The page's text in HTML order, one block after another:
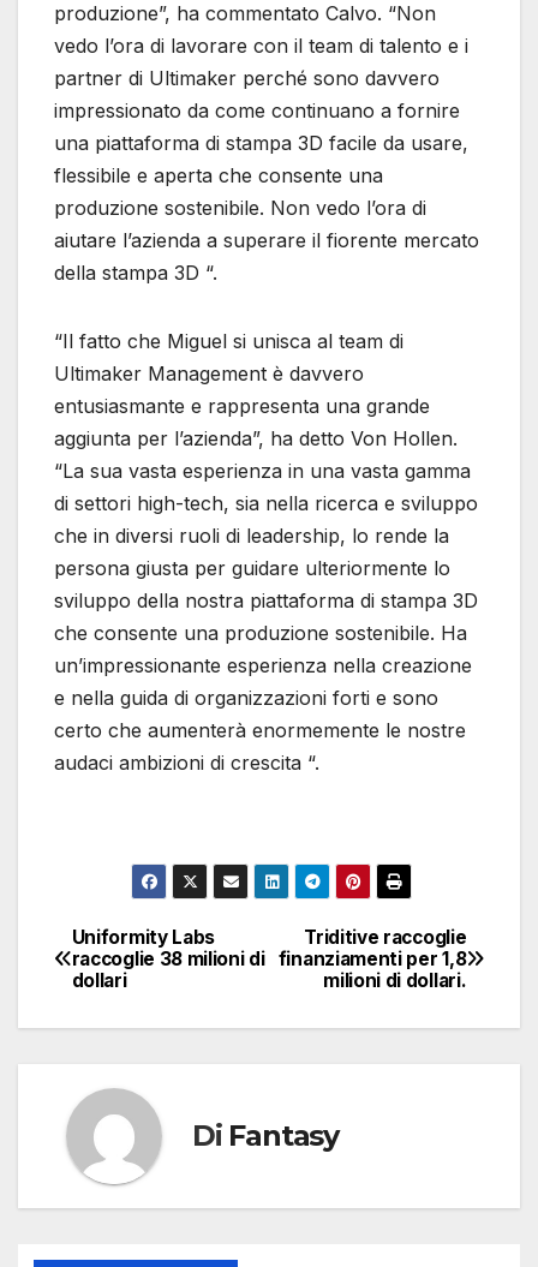
produzione”, ha commentato Calvo. “Non
vedo l’ora di lavorare con il team di talento e i
partner di Ultimaker perché sono davvero
impressionato da come continuano a fornire
una piattaforma di stampa 3D facile da usare,
flessibile e aperta che consente una
produzione sostenibile. Non vedo l’ora di
aiutare l’azienda a superare il fiorente mercato
della stampa 3D “.
“Il fatto che Miguel si unisca al team di
Ultimaker Management è davvero
entusiasmante e rappresenta una grande
aggiunta per l’azienda”, ha detto Von Hollen.
“La sua vasta esperienza in una vasta gamma
di settori high-tech, sia nella ricerca e sviluppo
che in diversi ruoli di leadership, lo rende la
persona giusta per guidare ulteriormente lo
sviluppo della nostra piattaforma di stampa 3D
che consente una produzione sostenibile. Ha
un’impressionante esperienza nella creazione
e nella guida di organizzazioni forti e sono
certo che aumenterà enormemente le nostre
audaci ambizioni di crescita “.
Navigazione
articoli
Triditive raccoglie
finanziamenti per 1,8
milioni di dollari.
Uniformity Labs
raccoglie 38 milioni di
dollari
Di Fantasy